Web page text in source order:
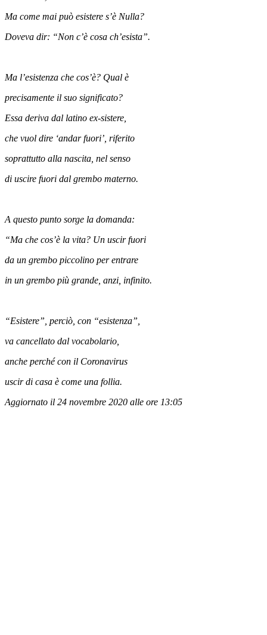
Ma come mai può esistere s’è Nulla?
Doveva dir: “Non c’è cosa ch’esista”.
Ma l’esistenza che cos’è? Qual è
precisamente il suo significato?
Essa deriva dal latino ex-sistere,
che vuol dire ‘andar fuori’, riferito
soprattutto alla nascita, nel senso
di uscire fuori dal grembo materno.
A questo punto sorge la domanda:
“Ma che cos’è la vita? Un uscir fuori
da un grembo piccolino per entrare
in un grembo più grande, anzi, infinito.
“Esistere”, perciò, con “esistenza”,
va cancellato dal vocabolario,
anche perché con il Coronavirus
uscir di casa è come una follia.
Aggiornato il 24 novembre 2020 alle ore 13:05